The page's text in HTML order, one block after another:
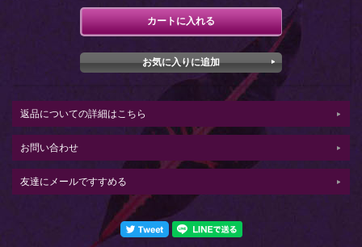
返品についての詳細はこちら
お問い合わせ
友達にメールですすめる